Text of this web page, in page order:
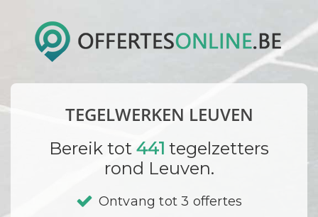
TEGELWERKEN LEUVEN
Bereik tot 441 tegelzetters
rond Leuven.
Ontvang tot 3 offertes